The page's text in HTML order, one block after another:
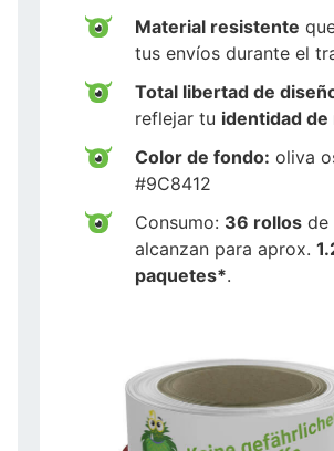
Material resistente
tus envíos durante el
Total libertad de
reflejar tu identidad de
Color de fondo: oliva
#9C8412
Consumo: 36 rollos de
alcanzan para aprox.
paquetes*.